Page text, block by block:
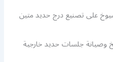
على تصنيع درج حديد متين
وصيانة جلسات حديد خارجية